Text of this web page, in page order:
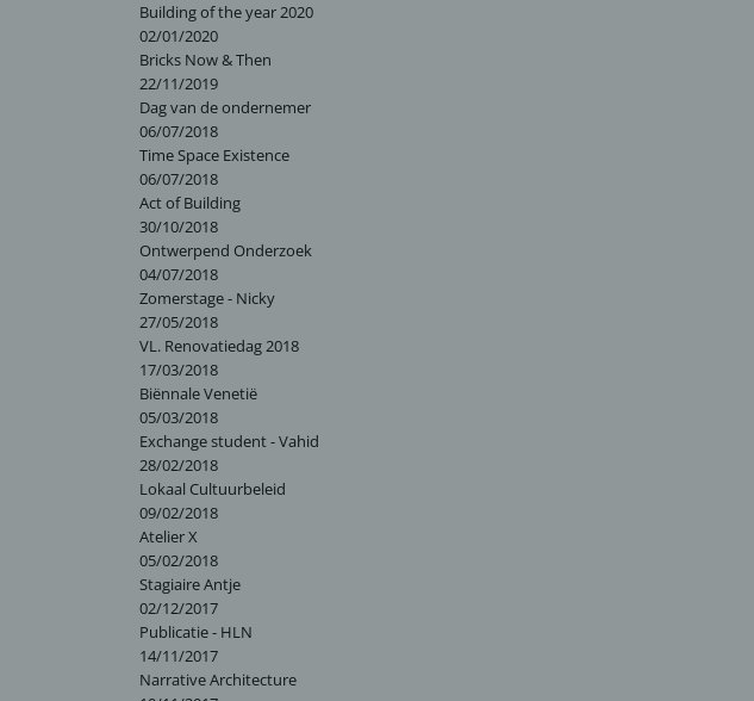
Building of the year 2020
02/01/2020
Bricks Now & Then
22/11/2019
Dag van de ondernemer
06/07/2018
Time Space Existence
06/07/2018
Act of Building
30/10/2018
Ontwerpend Onderzoek
04/07/2018
Zomerstage - Nicky
27/05/2018
VL. Renovatiedag 2018
17/03/2018
Biënnale Venetië
05/03/2018
Exchange student - Vahid
28/02/2018
Lokaal Cultuurbeleid
09/02/2018
Atelier X
05/02/2018
Stagiaire Antje
02/12/2017
Publicatie - HLN
14/11/2017
Narrative Architecture